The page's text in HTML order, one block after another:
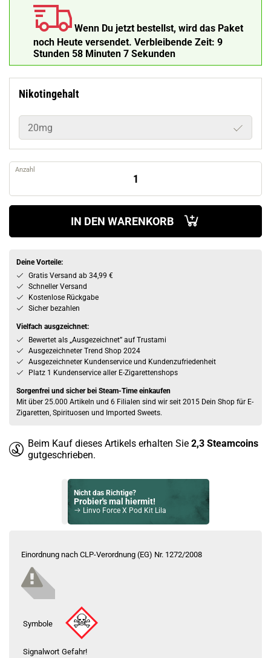
Wenn Du jetzt bestellst, wird das Paket
noch Heute versendet. Verbleibende Zeit: 9
Stunden 58 Minuten 6 Sekunden
Nikotingehalt
20mg
Anzahl
IN DEN WARENKORB
Deine Vorteile:
Gratis Versand ab 34,99 €
Schneller Versand
Kostenlose Rückgabe
Sicher bezahlen
Vielfach ausgzeichnet:
Bewertet als „Ausgezeichnet” auf Trustami
Ausgezeichneter Trend Shop 2024
Ausgezeichneter Kundenservice und Kundenzufriedenheit
Platz 1 Kundenservice aller E-Zigarettenshops
Sorgenfrei und sicher bei Steam-Time einkaufen
Mit über 25.000 Artikeln und 6 Filialen sind wir seit 2015 Dein Shop für E-
Zigaretten, Spirituosen und Imported Sweets.
Beim Kauf dieses Artikels erhalten Sie 2,3 Steamcoins
gutgeschrieben.
Nicht das Richtige?
Probier's mal hiermit!
Linvo Force X Pod Kit Lila
Innokin ZYON Pod System Kit Rosa
Einordnung nach CLP-Verordnung (EG) Nr. 1272/2008
Symbole
Signalwort Gefahr!